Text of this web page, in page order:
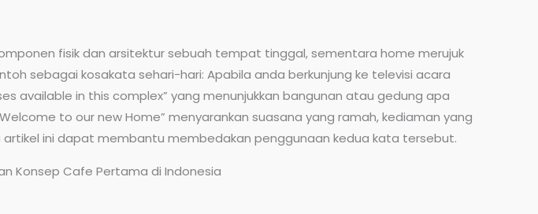
fisik dan arsitektur sebuah tempat tinggal, sementara home merujuk
sebagai kosakata sehari-hari: Apabila anda berkunjung ke televisi acara
available in this complex” yang menunjukkan bangunan atau gedung apa
to our new Home” menyarankan suasana yang ramah, kediaman yang
ini dapat membantu membedakan penggunaan kedua kata tersebut.
Konsep Cafe Pertama di Indonesia